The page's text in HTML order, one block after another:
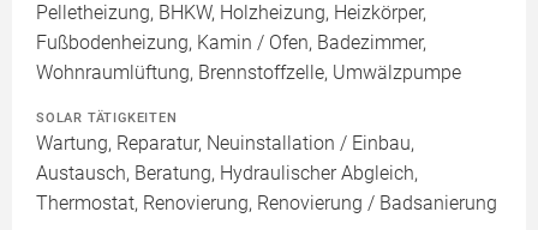
Pelletheizung, BHKW, Holzheizung, Heizkörper,
Fußbodenheizung, Kamin / Ofen, Badezimmer,
Wohnraumlüftung, Brennstoffzelle, Umwälzpumpe
SOLAR TÄTIGKEITEN
Wartung, Reparatur, Neuinstallation / Einbau,
Austausch, Beratung, Hydraulischer Abgleich,
Thermostat, Renovierung, Renovierung / Badsanierung